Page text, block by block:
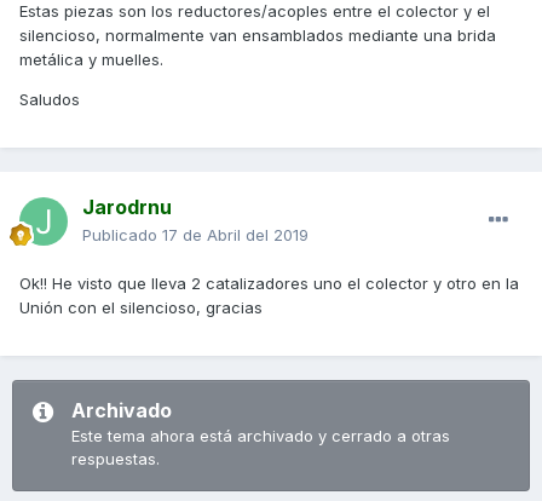
Estas piezas son los reductores/acoples entre el colector y el
silencioso, normalmente van ensamblados mediante una brida
metálica y muelles.
Saludos
Jarodrnu
Publicado 17 de Abril del 2019
Ok!! He visto que lleva 2 catalizadores uno el colector y otro en la
Unión con el silencioso, gracias
Archivado
Este tema ahora está archivado y cerrado a otras
respuestas.